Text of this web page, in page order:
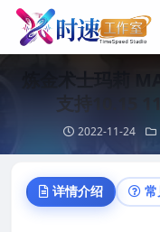
炼金术士玛莉
支持10.15
2022-11-24
详情介绍